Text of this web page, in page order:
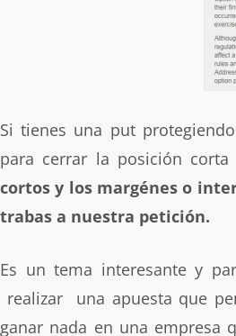
Si tienes una put
para cerrar la posición
cortos y los margénes o
trabas a nuestra petición.
Es un tema interesante y
realizar una apuesta que
ganar nada en una